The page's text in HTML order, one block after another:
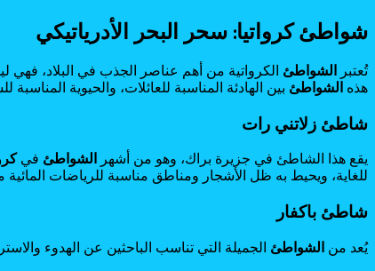
شواطئ كرواتيا: سحر البحر الأدرياتيكي
تُعتبر الشواطئ الكرواتية من أهم عناصر الجذب في البلاد، فهي
هذه الشواطئ بين الهادئة المناسبة للعائلات، والحيوية
شاطئ زلاتني رات
يقع هذا الشاطئ في جزيرة براك، وهو من أشهر الشواطئ في
للغاية، ويحيط به ظل الأشجار ومناطق مناسبة للرياضات
شاطئ باكفار
يُعد من الشواطئ الجميلة التي تناسب الباحثين عن الهدوء